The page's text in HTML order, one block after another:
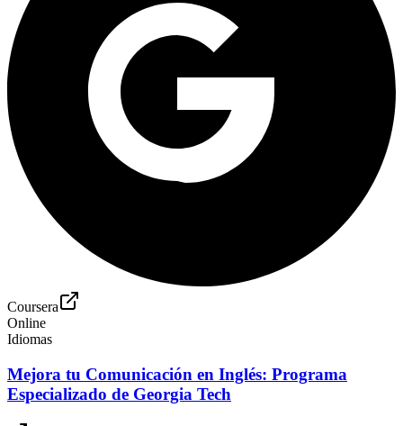
Coursera
Online
Idiomas
Mejora tu Comunicación en Inglés: Programa
Especializado de Georgia Tech